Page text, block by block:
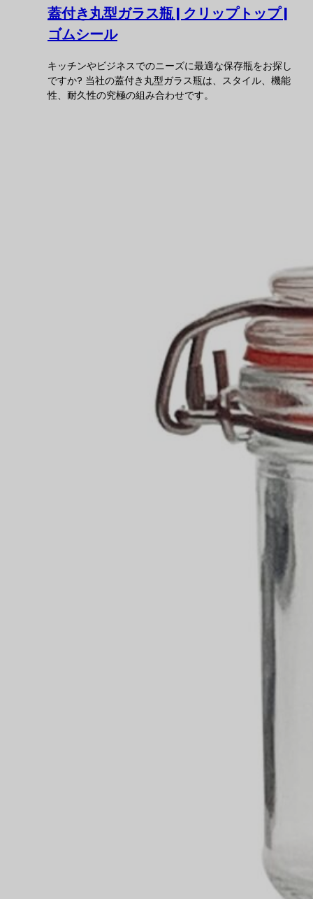
蓋付き丸型ガラス瓶 | クリップトップ |
ゴムシール
キッチンやビジネスでのニーズに最適な保存瓶をお探し
ですか? 当社の蓋付き丸型ガラス瓶は、スタイル、機能
性、耐久性の究極の組み合わせです。